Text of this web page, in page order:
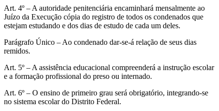
Art. 4º – A autoridade penitenciária encaminhará mensalmente ao
Juízo da Execução cópia do registro de todos os condenados que
estejam estudando e dos dias de estudo de cada um deles.
Parágrafo Único – Ao condenado dar-se-á relação de seus dias
remidos.
Art. 5º – A assistência educacional compreenderá a instrução escolar
e a formação profissional do preso ou internado.
Art. 6º – O ensino de primeiro grau será obrigatório, integrando-se
no sistema escolar do Distrito Federal.